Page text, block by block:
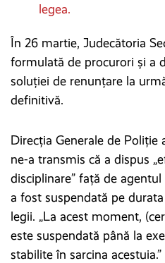
legea.
În 26 martie, Judecătoria
formulată de procurori și a
soluţiei de renunţare la
definitivă.
Direcţia Generale de
ne-a transmis că a dispus
disciplinare” față de
a fost suspendată pe
legii. „La acest moment,
este suspendată până la
stabilite în sarcina